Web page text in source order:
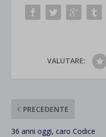
VALUTARE:
PRECEDENTE
36 anni oggi, caro Codice